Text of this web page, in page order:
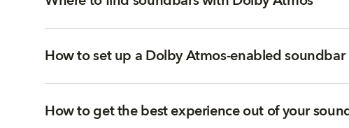
How to set up a Dolby Atmos-enabled soundbar
How to get the best experience out of your